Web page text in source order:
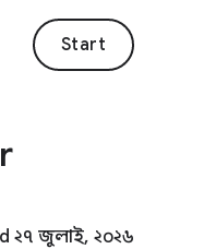
Start
২৭ জুলাই, ২০২৬